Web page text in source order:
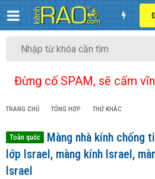
Đừng cố SPAM, sẽ cấm
TRANG CHỦ TỔNG HỢP THỨ KHÁC
Toàn quốc
Màng nhà kính chống
lớp Israel, màng kính Israel,
Israel